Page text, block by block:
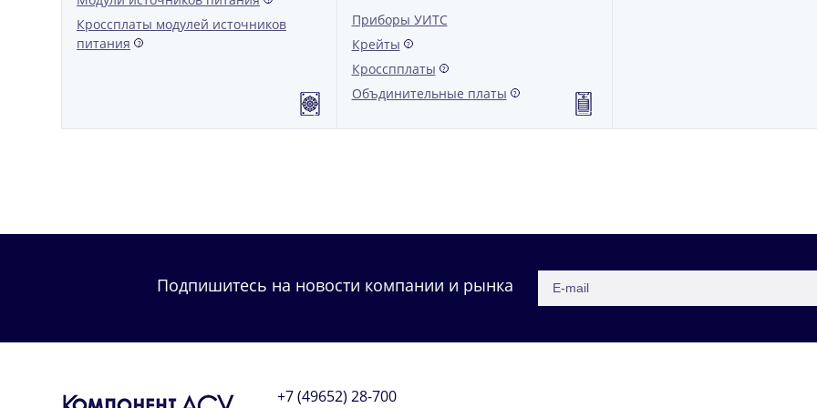
Кроссплаты модулей источников
питания
?
Приборы УИТС
Крейты
?
Кросспплаты ?
Объдинительные платы ?
Подпишитесь на новости компании и рынка
+7 (49652) 28-700